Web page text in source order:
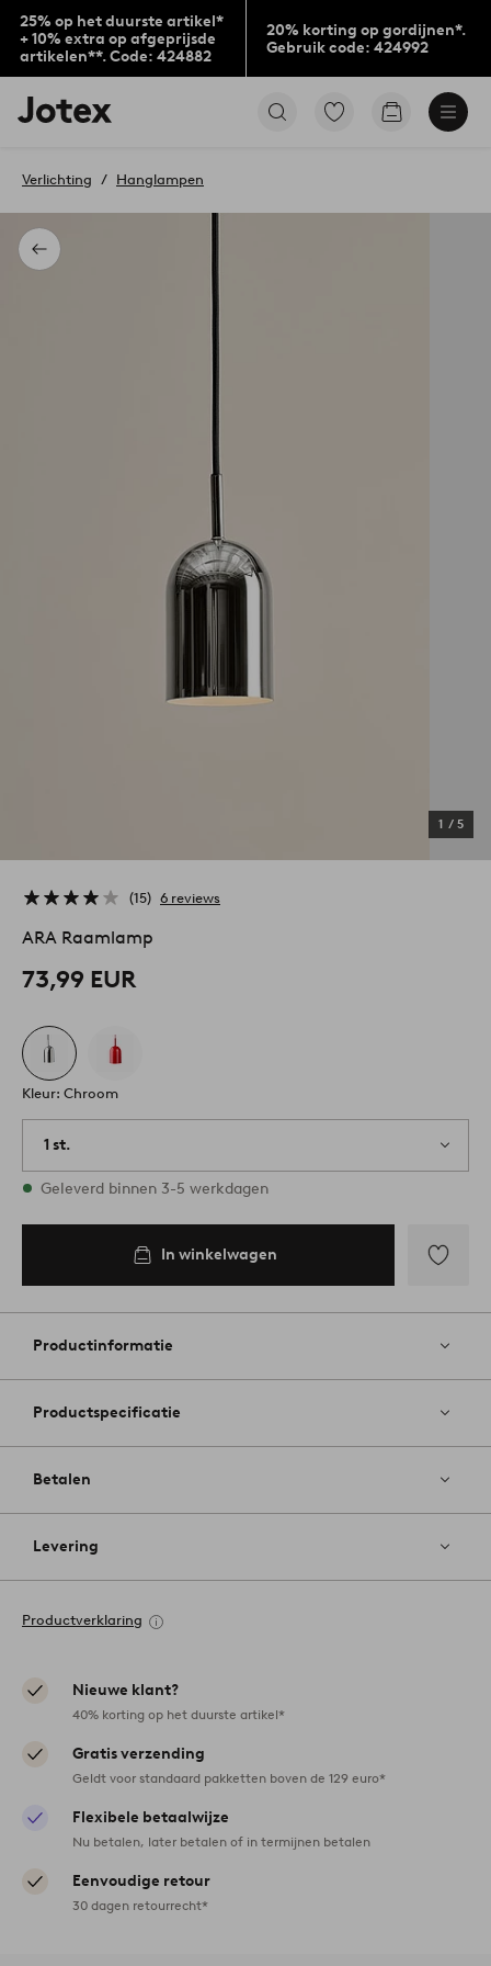
25% op het duurste artikel*
+ 10% extra op afgeprijsde
artikelen**. Code: 424882
20% korting op gordijnen*.
Gebruik code: 424992
Jotex
logo
to
home
page
Ga
Go
Terug
Verlichting Hanglampen
1 / 5
15 6 reviews
ARA Raamlamp
73,99 EUR
Kleur: Chroom
1 st.
Op voorraad
Geleverd binnen 3-5 werkdagen
In winkelwagen
aan
Productinformatie
Productspecificatie
Betalen
Levering
Productverklaring
Nieuwe klant?
40% korting op het duurste artikel*
Gratis verzending
Geldt voor standaard pakketten boven de 129 euro*
Flexibele betaalwijze
Nu betalen, later betalen of in termijnen betalen
Eenvoudige retour
30 dagen retourrecht*